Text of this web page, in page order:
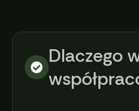
Dlaczego